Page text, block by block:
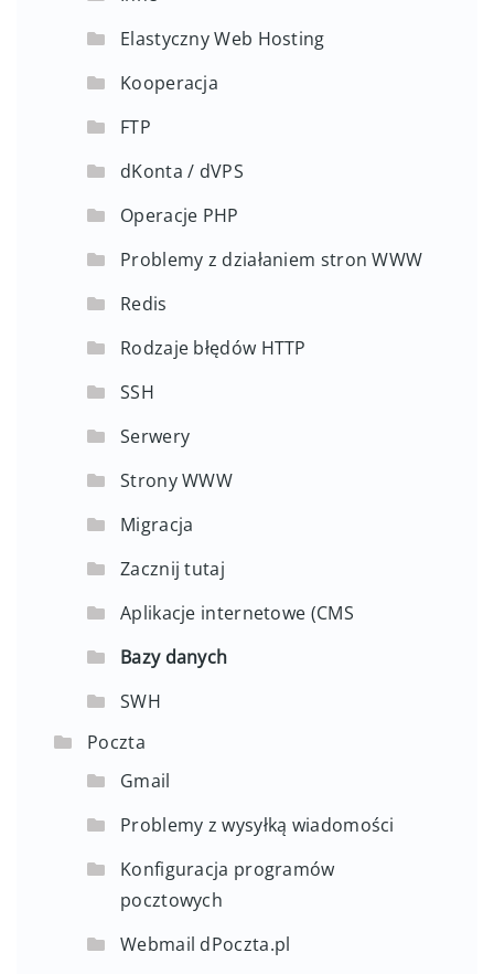
Elastyczny Web Hosting
Kooperacja
FTP
dKonta / dVPS
Operacje PHP
Problemy z działaniem stron WWW
Redis
Rodzaje błędów HTTP
SSH
Serwery
Strony WWW
Migracja
Zacznij tutaj
Aplikacje internetowe (CMS
Bazy danych
SWH
Poczta
Gmail
Problemy z wysyłką wiadomości
Konfiguracja programów
pocztowych
Webmail dPoczta.pl